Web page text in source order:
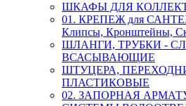
ШКАФЫ ДЛЯ
01. КРЕПЕЖ для
Клипсы, Кронштейны,
ШЛАНГИ, ТРУБКИ -
ВСАСЫВАЮЩИЕ
ШТУЦЕРА,
ПЛАСТИКОВЫЕ
02. ЗАПОРНАЯ